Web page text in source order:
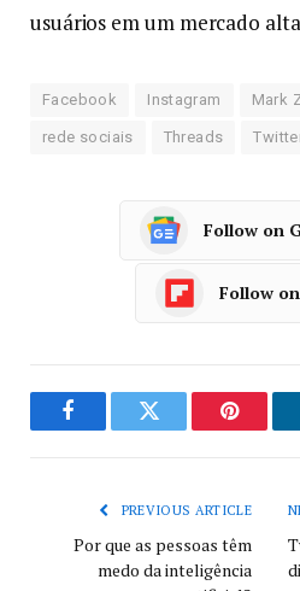
usuários em um mercado
Facebook Instagram Mark
rede sociais Threads
Follow on
Follow
FacebookTwitter
PREVIOUS ARTICLE
Por que as pessoas têm
medo da inteligência